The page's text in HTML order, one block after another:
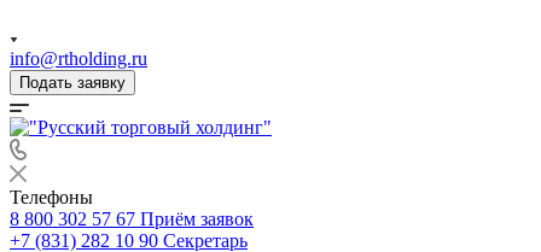
info@rtholding.ru
Подать заявку
Телефоны
8 800 302 57 67 Приём заявок
+7 (831) 282 10 90 Секретарь